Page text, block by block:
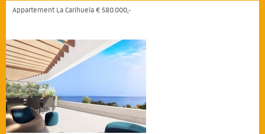
Appartement La Carihuela € 580.000,-